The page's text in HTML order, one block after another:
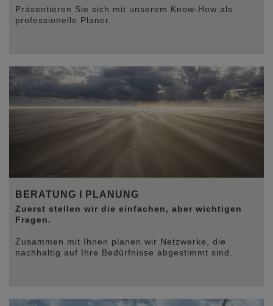
Auf neue Projekte,
Ihre langjährige Treue,
das Vertrauen und die
vielen gemeinsamen
Jahre.
Ohne Sie gäbe es
diese 20 Jahre nicht.
Präsentieren Sie sich mit unserem Know-How als
professionelle Planer.
BERATUNG I PLANUNG
Zuerst stellen wir die einfachen, aber wichtigen
Fragen.
Zusammen mit Ihnen planen wir Netzwerke, die
nachhaltig auf Ihre Bedürfnisse abgestimmt sind.